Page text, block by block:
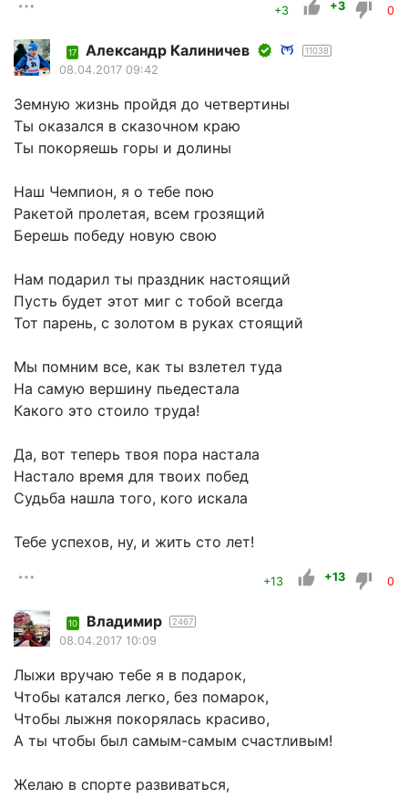
+3 +3 0
17 Александр Калиничев 11038
08.04.2017 09:42
Земную жизнь пройдя до четвертины
Ты оказался в сказочном краю
Ты покоряешь горы и долины
Наш Чемпион, я о тебе пою
Ракетой пролетая, всем грозящий
Берешь победу новую свою
Нам подарил ты праздник настоящий
Пусть будет этот миг с тобой всегда
Тот парень, с золотом в руках стоящий
Мы помним все, как ты взлетел туда
На самую вершину пьедестала
Какого это стоило труда!
Да, вот теперь твоя пора настала
Настало время для твоих побед
Судьба нашла того, кого искала
Тебе успехов, ну, и жить сто лет!
+13 +13 0
10 Владимир 2467
08.04.2017 10:09
Лыжи вручаю тебе я в подарок,
Чтобы катался легко, без помарок,
Чтобы лыжня покорялась красиво,
А ты чтобы был самым-самым счастливым!
Желаю в спорте развиваться,